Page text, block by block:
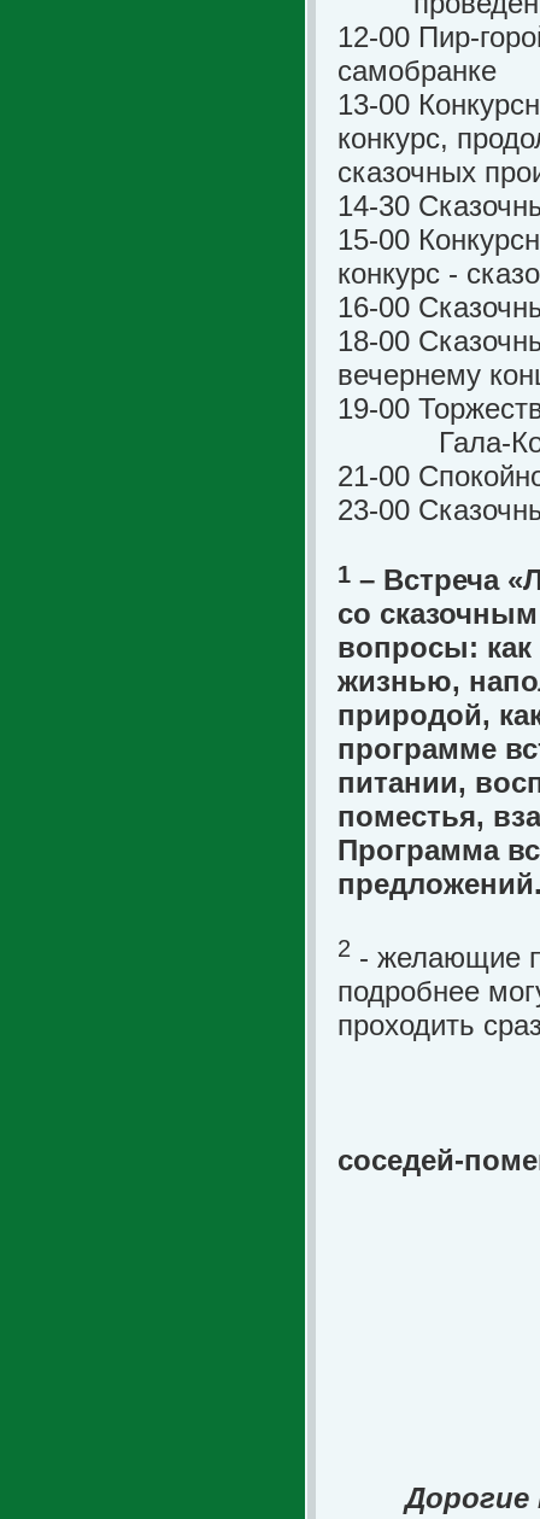
12-00 Пир-
самобранке
13-00
конкурс,
сказочных
14-30
15-00
конкурс -
16-00
18-00
вечернему
19-00
Гала-
21-00
23-00
1 – Встреча
со
вопросы: как
жизнью,
природой,
программе
питании,
поместья,
Программа
2 - желающие
подробнее
проходить
соседей-
Дорогие